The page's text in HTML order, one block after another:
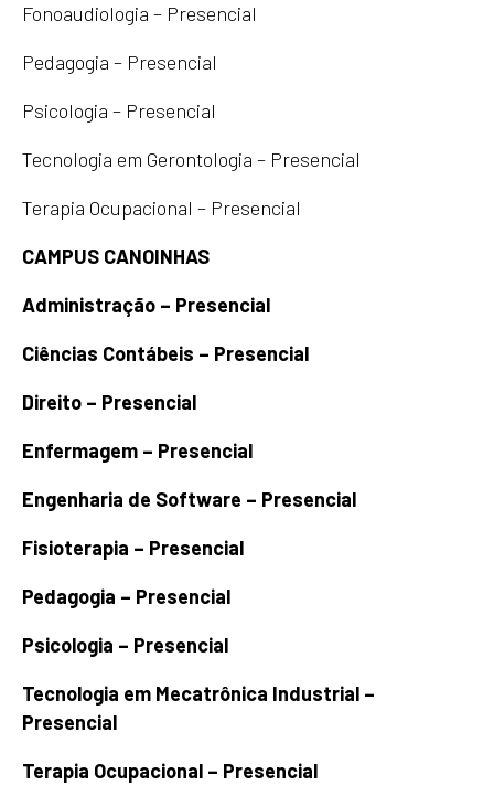
Fonoaudiologia – Presencial
Pedagogia – Presencial
Psicologia – Presencial
Tecnologia em Gerontologia – Presencial
Terapia Ocupacional – Presencial
CAMPUS CANOINHAS
Administração – Presencial
Ciências Contábeis – Presencial
Direito – Presencial
Enfermagem – Presencial
Engenharia de Software – Presencial
Fisioterapia – Presencial
Pedagogia – Presencial
Psicologia – Presencial
Tecnologia em Mecatrônica Industrial –
Presencial
Terapia Ocupacional – Presencial